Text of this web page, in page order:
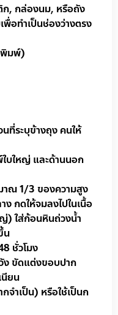
, กล่องนม, หรือถัง
พื่อทำเป็นช่องว่างตรง
พิมพ์)
ที่ระบุข้างถุง คนให้
บใหญ่ และด้านนอก
าณ 1/3 ของความสูง
กดให้จมลงไปในเนื้อ
) ใส่ก้อนหินถ่วงน้ำ
น
ชั่วโมง
ง ขัดแต่งขอบปาก
นียน
กจำเป็น) หรือใช้เป็นก